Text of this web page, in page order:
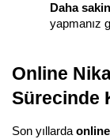
Daha
yapmanız
Online
Sürecinde
Son yıllarda